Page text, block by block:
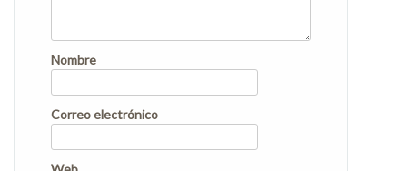
Nombre
Correo electrónico